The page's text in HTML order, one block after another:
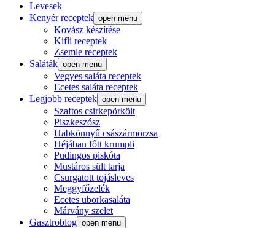
Levesek
Kenyér receptek open menu
Kovász készítése
Kifli receptek
Zsemle receptek
Saláták open menu
Vegyes saláta receptek
Ecetes saláta receptek
Legjobb receptek open menu
Szaftos csirkepörkölt
Piszkeszósz
Habkönnyű császármorzsa
Héjában főtt krumpli
Pudingos piskóta
Mustáros sült tarja
Csurgatott tojásleves
Meggyfőzelék
Ecetes uborkasaláta
Márvány szelet
Gasztroblog open menu